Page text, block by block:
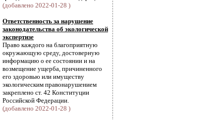
(добавлено 2022-01-28 )
Ответственность за нарушение
законодательства об экологической
экспертизе
Право каждого на благоприятную
окружающую среду, достоверную
информацию о ее состоянии и на
возмещение ущерба, причиненного
его здоровью или имуществу
экологическим правонарушением
закреплено ст. 42 Конституции
Российской Федерации.
(добавлено 2022-01-28 )